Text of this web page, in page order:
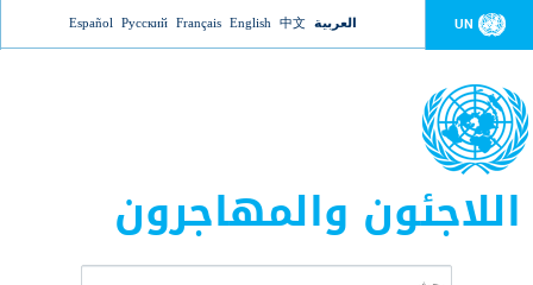
Jump to navigation UN العربية 中文
English
Français
Русский
Español
اللاجئون والمهاجرون